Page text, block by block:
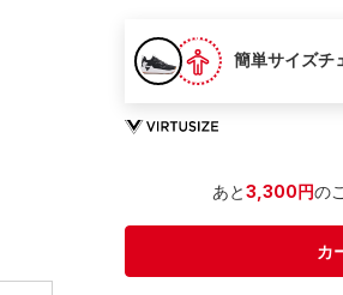
簡単サイズチ
あと3,300円の
カ